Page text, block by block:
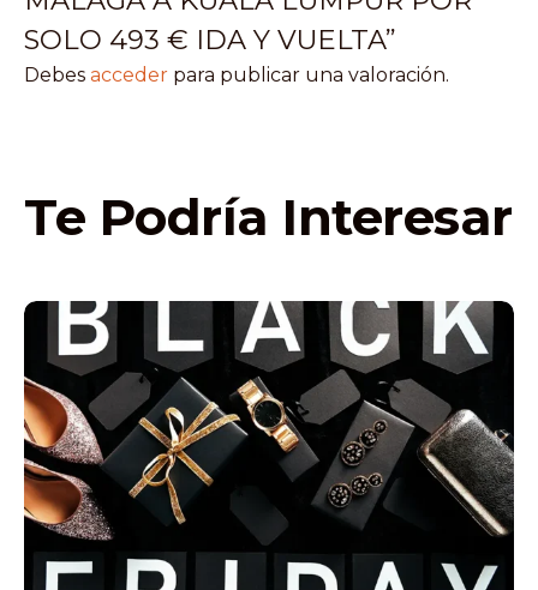
SOLO 493 € IDA Y VUELTA”
Debes acceder para publicar una valoración.
Te Podría Interesar